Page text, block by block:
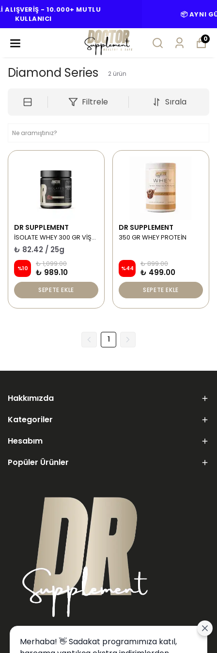
📦 AYNI GÜN KARGO-1000TL+ ÜCRETSİZ
0
Diamond Series 2 ürün
Filtrele Sırala
DR SUPPLEMENT
İSOLATE WHEY 300 GR VİŞNE-BROWNİE
₺ 82.42 / 25g
%10
₺ 1,099.00
₺ 989.10
SEPETE EKLE
DR SUPPLEMENT
350 GR WHEY PROTEİN
%44
₺ 899.00
₺ 499.00
SEPETE EKLE
1
Hakkımızda
Kategoriler
Hesabım
Popüler Ürünler
Merhaba! 👋 Sadakat programımıza katıl,